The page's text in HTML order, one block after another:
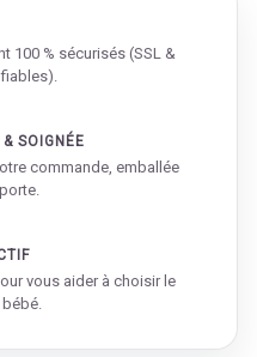
100 % sécurisés (SSL &
SOIGNÉE
commande, emballée
vous aider à choisir le